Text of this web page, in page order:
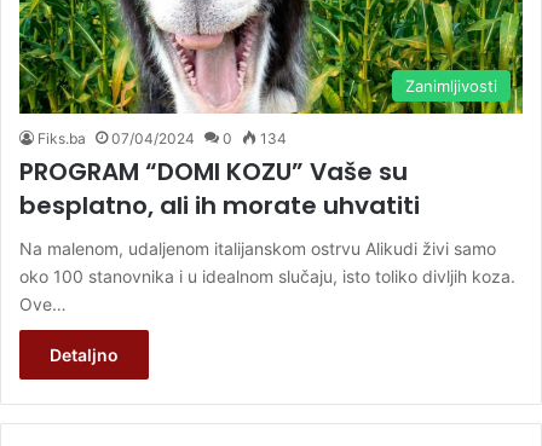
Zanimljivosti
Fiks.ba 07/04/2024 0 134
PROGRAM “DOMI KOZU” Vaše su
besplatno, ali ih morate uhvatiti
Na malenom, udaljenom italijanskom ostrvu Alikudi živi samo
oko 100 stanovnika i u idealnom slučaju, isto toliko divljih koza.
Ove…
Detaljno